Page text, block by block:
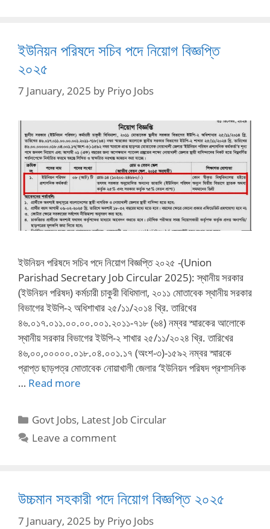
ইউনিয়ন পরিষদে সচিব পদে নিয়োগ বিজ্ঞপ্তি
২০২৫
7 January, 2025 by Priyo Jobs
ইউনিয়ন পরিষদে সচিব পদে নিয়োগ বিজ্ঞপ্তি ২০২৫ -(Union
Parishad Secretary Job Circular 2025): স্থানীয় সরকার
(ইউনিয়ন পরিষদ) কর্মচারী চাকুরী বিধিমালা, ২০১১ মোতাবেক স্থানীয় সরকার
বিভাগের ইউপি-২ অধিশাখার ২৫/১১/২০১৪ খ্রি. তারিখের
৪৬.০১৭.০১১.০০.০০.০০১.২০১১-৭১৮ (৬৪) নম্বর স্মারকের আলোকে
স্থানীয় সরকার বিভাগের ইউপি-২ শাখার ২৫/১১/২০২৪ খ্রি. তারিখের
৪৬,০০,০০০০০.০১৮.০৪.০০১.১৭ (অংশ-৩)-১৫৯২ নম্বর স্মারকে
প্রাপ্ত ছাড়পত্র মোতাবেক নোয়াখালী জেলার ‘ইউনিয়ন পরিষদ প্রশাসনিক
… Read more
Categories
Govt Jobs, Latest Job Circular
Leave a comment
উচ্চমান সহকারী পদে নিয়োগ বিজ্ঞপ্তি ২০২৫
7 January, 2025 by Priyo Jobs